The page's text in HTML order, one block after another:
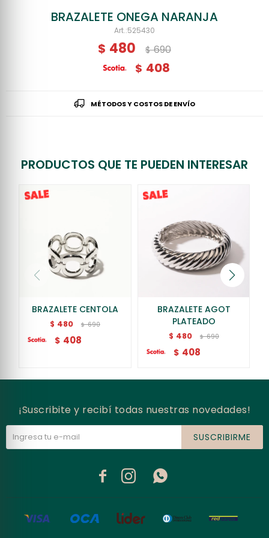
BRAZALETE ONEGA NARANJA
525430
$ 480 $ 690
$ 408
MÉTODOS Y COSTOS DE ENVÍO
PRODUCTOS QUE TE PUEDEN INTERESAR
BRAZALETE CENTOLA
$ 480 $ 690
$ 408
BRAZALETE AGOT
PLATEADO
$ 480 $ 690
$ 408
¡Suscribite y recibí todas nuestras novedades!
SUSCRIBIRME
  